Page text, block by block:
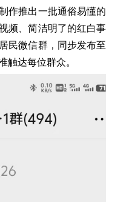
作推出一批通俗易懂的
频、简洁明了的红白事
民微信群，同步发布至
触达每位群众。